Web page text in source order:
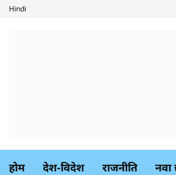
Hindi
होम देश-विदेश राजनीति नवा